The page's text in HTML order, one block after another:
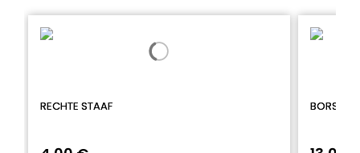
RECHTE STAAF